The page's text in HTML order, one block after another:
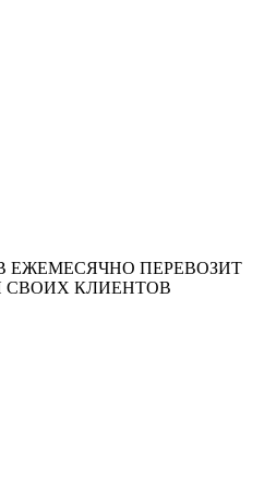
ЕЖЕМЕСЯЧНО ПЕРЕВОЗИТ
КЛИЕНТОВ